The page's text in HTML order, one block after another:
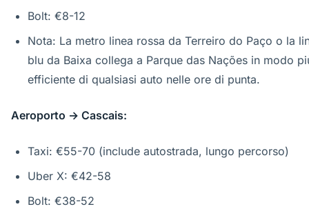
Bolt: €8-12
Nota: La metro linea rossa da Terreiro do Paço o la
blu da Baixa collega a Parque das Nações in modo
efficiente di qualsiasi auto nelle ore di punta.
Aeroporto → Cascais:
Taxi: €55-70 (include autostrada, lungo percorso)
Uber X: €42-58
Bolt: €38-52